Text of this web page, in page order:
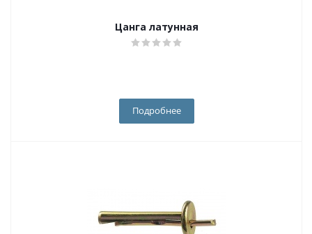
Цанга латунная
Подробнее